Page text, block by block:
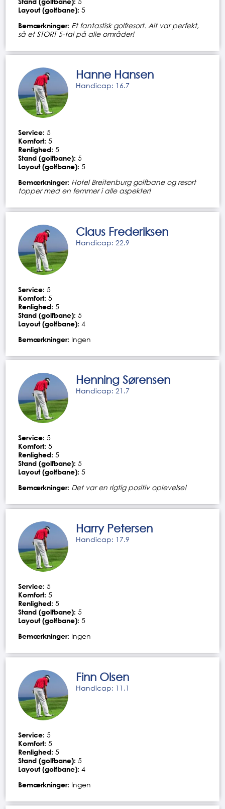
Layout (golfbane): 5
Bemærkninger: Et fantastisk golfresort. Alt var perfekt,
så et STORT 5-tal på alle områder!
Hanne Hansen
Handicap: 16.7
Service: 5
Komfort: 5
Renlighed: 5
Stand (golfbane): 5
Layout (golfbane): 5
Bemærkninger: Hotel Breitenburg golfbane og resort
topper med en femmer i alle aspekter!
Claus Frederiksen
Handicap: 22.9
Service: 5
Komfort: 5
Renlighed: 5
Stand (golfbane): 5
Layout (golfbane): 4
Bemærkninger: Ingen
Henning Sørensen
Handicap: 21.7
Service: 5
Komfort: 5
Renlighed: 5
Stand (golfbane): 5
Layout (golfbane): 5
Bemærkninger: Det var en rigtig positiv oplevelse!
Harry Petersen
Handicap: 17.9
Service: 5
Komfort: 5
Renlighed: 5
Stand (golfbane): 5
Layout (golfbane): 5
Bemærkninger: Ingen
Finn Olsen
Handicap: 11.1
Service: 5
Komfort: 5
Renlighed: 5
Stand (golfbane): 5
Layout (golfbane): 4
Bemærkninger: Ingen